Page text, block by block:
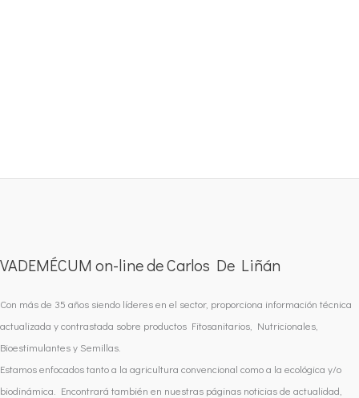
VADEMÉCUM on-line de Carlos De Liñán
Con más de 35 años siendo líderes en el sector, proporciona información técnica
actualizada y contrastada sobre productos Fitosanitarios, Nutricionales,
Bioestimulantes y Semillas.
Estamos enfocados tanto a la agricultura convencional como a la ecológica y/o
biodinámica. Encontrará también en nuestras páginas noticias de actualidad,